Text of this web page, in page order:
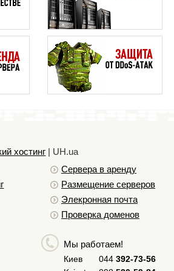
хостинг | UH.ua
Сервера в аренду
Размещение серверов
Элекронная почта
Проверка доменов
Мы работаем!
Киев 044 392-73-56